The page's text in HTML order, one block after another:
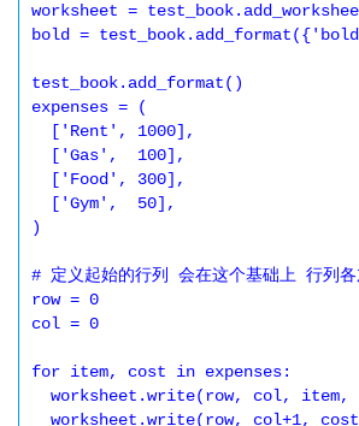
worksheet =
bold =
test_book.add_format()
expenses = (
)
# 定义起始的行列 会在这个基础上 行列
row = 0
col = 0
for item, cost in expenses: